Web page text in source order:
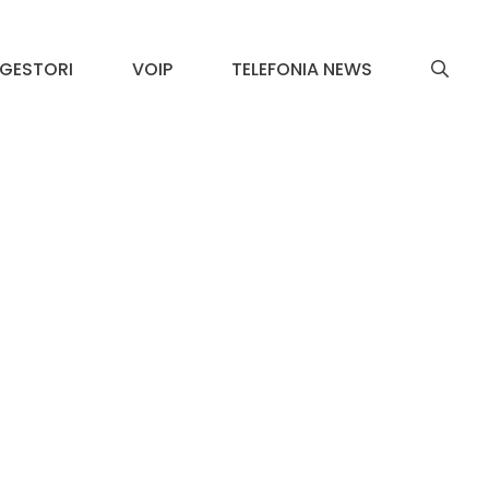
GESTORI VOIP TELEFONIA NEWS